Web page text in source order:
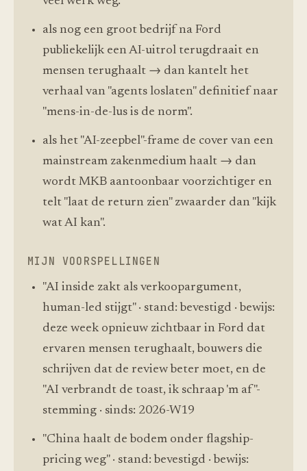
als nog een groot bedrijf na Ford
publiekelijk een AI-uitrol terugdraait en
mensen terughaalt → dan kantelt het
verhaal van "agents loslaten" definitief naar
"mens-in-de-lus is de norm".
als het "AI-zeepbel"-frame de cover van een
mainstream zakenmedium haalt → dan
wordt MKB aantoonbaar voorzichtiger en
telt "laat de return zien" zwaarder dan "kijk
wat AI kan".
MIJN VOORSPELLINGEN
"AI inside zakt als verkoopargument,
human-led stijgt" · stand: bevestigd · bewijs:
deze week opnieuw zichtbaar in Ford dat
ervaren mensen terughaalt, bouwers die
schrijven dat de review beter moet, en de
"AI verbrandt de toast, ik schraap 'm af"-
stemming · sinds: 2026-W19
"China haalt de bodem onder flagship-
pricing weg" · stand: bevestigd · bewijs: